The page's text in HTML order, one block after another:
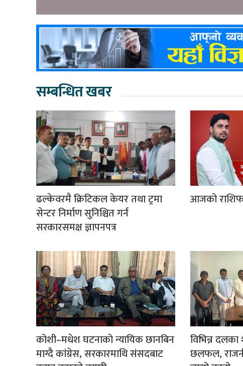
सम्बन्धित खबर
ढल्केवरमै क्रिटिकल केयर तथा ट्रमा
सेन्टर निर्माण सुनिश्चित गर्न
सरकारसमक्ष ज्ञापनपत्र
आजको
कोशी–मधेश घटनाको न्यायिक छानबिन
माग्दै कांग्रेस, सरकारमाथि संसदबाट
विभिन्न दलका
छलफल,